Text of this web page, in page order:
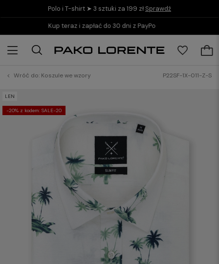
Polo i T-shirt ➤ 3 sztuki za 199 zł Sprawdź
Darmowe zwroty w salonach
Wróć do: Koszule we wzory P22SF-1X-011-Z-S
LEN
-20% z kodem: SALE-20